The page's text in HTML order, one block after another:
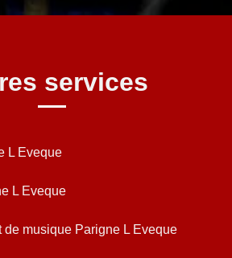
services
L Eveque
L Eveque
de musique Parigne L Eveque